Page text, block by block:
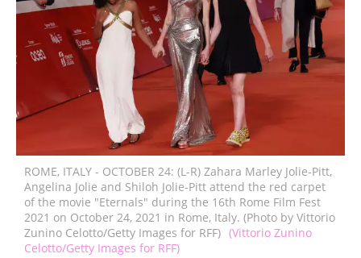
ROME, ITALY - OCTOBER 24: (L-R) Zahara Marley Jolie-Pitt,
Angelina Jolie and Shiloh Jolie-Pitt attend the red carpet
of the movie "Eternals" during the 16th Rome Film Fest
2021 on October 24, 2021 in Rome, Italy. (Photo by Vittorio
Zunino Celotto/Getty Images for RFF) (Vittorio Zunino
Celotto/Getty Images for RFF)